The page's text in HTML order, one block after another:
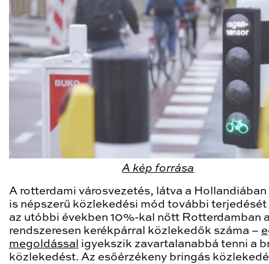
A kép forrása
A rotterdami városvezetés, látva a Hollandiában
is népszerű közlekedési mód további terjedését
az utóbbi években 10%-kal nőtt Rotterdamban
rendszeresen kerékpárral közlekedők száma –
megoldással
igyekszik zavartalanabbá tenni a
közlekedést. Az esőérzékeny bringás